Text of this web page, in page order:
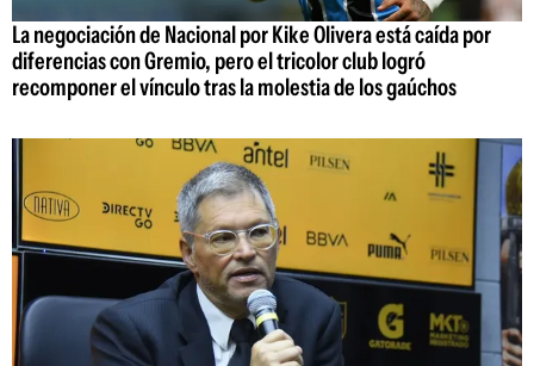
La negociación de Nacional por Kike Olivera está caída por
diferencias con Gremio, pero el tricolor club logró
recomponer el vínculo tras la molestia de los gaúchos